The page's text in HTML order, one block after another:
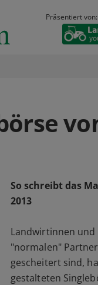
Präsentiert von:
So schreibt das
2013
Landwirtinnen
"normalen"
gescheitert sind,
gestalteten